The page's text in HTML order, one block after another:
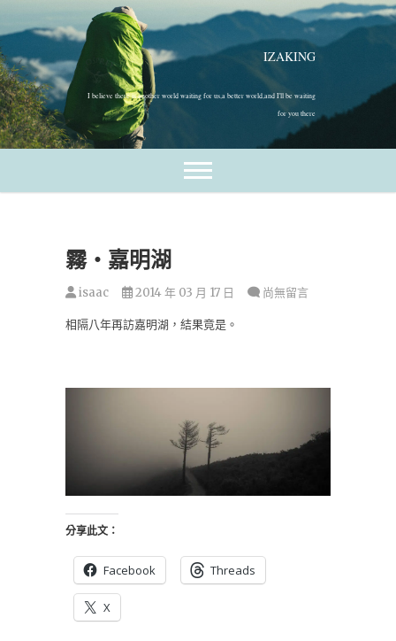
主
要
內
容
IZAKING
I believe there is another world waiting for us,a better world,and I'll be waiting
for you there
霧‧嘉明湖
isaac 2014 年 03 月 17 日 尚無留言
相隔八年再訪嘉明湖，結果竟是。
分享此文：
Facebook Threads
X